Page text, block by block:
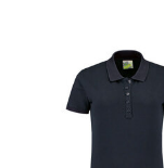
Items van